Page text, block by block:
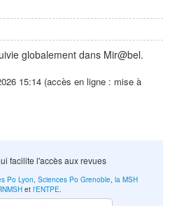
globalement dans Mir@bel.
15:14 (accès en ligne : mise à
facilite l'accès aux revues
Po Lyon, Sciences Po Grenoble, la MSH
et l'ENTPE.